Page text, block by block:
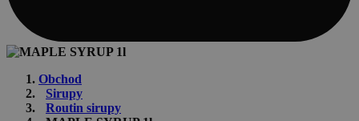
Obchod
Sirupy
Routin sirupy